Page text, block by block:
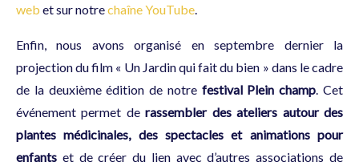
web et sur notrechaîne YouTube
Enfin, nous avons organisé en septembre dernier la
projection du film « Un Jardin qui fait du bien » dans le cadre
de la deuxième édition de notrefestival Plein champ . Cet
événement permet derassembler des ateliers autour des
plantes médicinales, des spectacles et animations pour
enfants et de créer du lien avec d’autres associations de